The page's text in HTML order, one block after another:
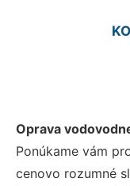
Oprava
Ponúkame vám
cenovo rozumné